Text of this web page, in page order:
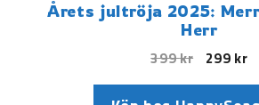
Årets jultröja 2025:
Herr
399kr 299 kr